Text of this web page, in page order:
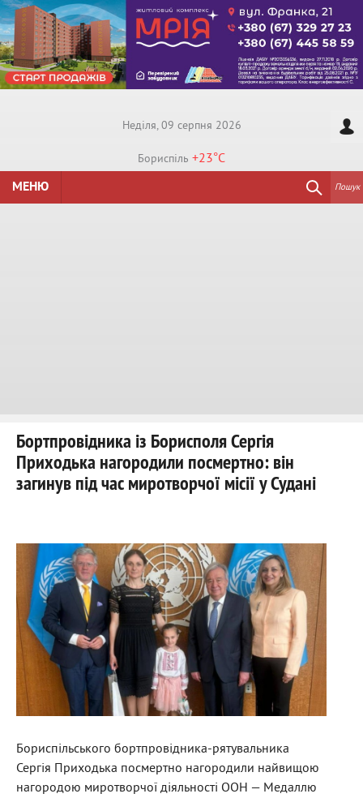
Недiля, 09 серпня 2026
Бориспiль +23°C
МЕНЮ
Пошук
Бортпровідника із Борисполя Сергія
Приходька нагородили посмертно: він
загинув під час миротворчої місії у Судані
Бориспільського бортпровідника-рятувальника
Сергія Приходька посмертно нагородили найвищою
нагородою миротворчої діяльності ООН — Медаллю